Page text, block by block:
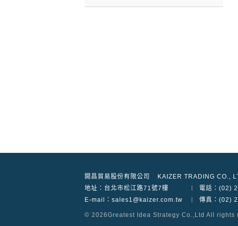
開昌貿易股份有限公司
KAIZER TRADING CO.,
地址： 台北市松江路71號7樓
電話：(02)
E-mail：sales1@kaizer.com.tw
傳真：(02)
© 2026Greatest Idea Strategy Co.,Ltd All rights